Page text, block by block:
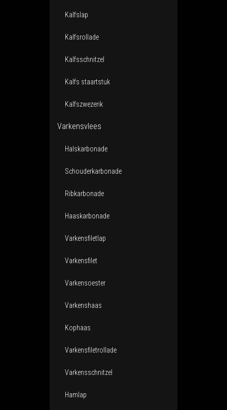
Kalfslap
Kalfsrollade
Kalfsschnitzel
Kalfs staartstuk
Kalfszwezerik
Varkensvlees
Halskarbonade
Schouderkarbonade
Ribkarbonade
Haaskarbonade
Varkensfiletlap
Varkensfilet
Varkensoester
Varkenshaas
Kophaas
Varkensfiletrollade
Varkensschnitzel
Hamlap